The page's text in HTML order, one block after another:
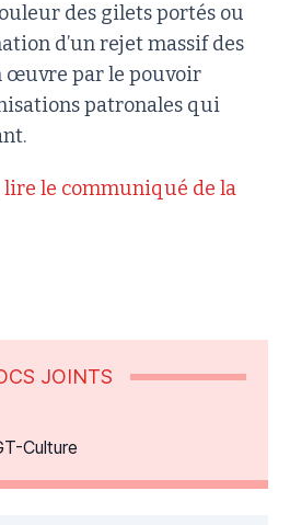
des gilets portés ou
d’un rejet massif des
œuvre par le pouvoir
patronales qui
lire le communiqué de la
JOINTS
Culture